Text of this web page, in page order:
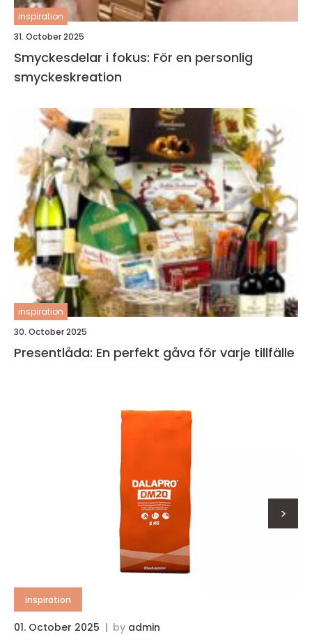
inspiration
31. October 2025
Smyckesdelar i fokus: För en personlig
smyckeskreation
inspiration
30. October 2025
Presentlåda: En perfekt gåva för varje tillfälle
inspiration
01. October 2025 by admin
>